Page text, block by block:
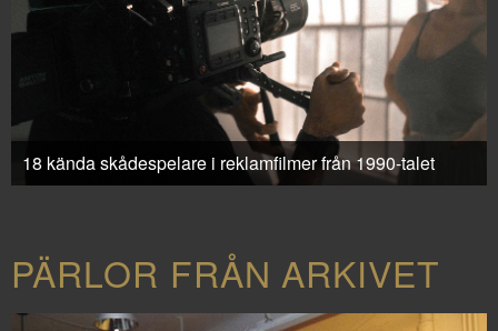
18 kända skådespelare i reklamfilmer från 1990-talet
PÄRLOR FRÅN ARKIVET